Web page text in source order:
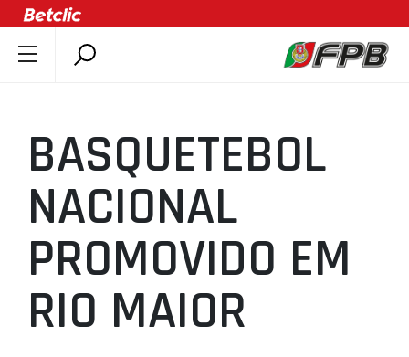
ÚLTIMAS
COMPETIÇÕES
ASSOCIAÇÕES
CLUBES
AGENTES
AGENDA
BASQUETEBOL
NACIONAL
PROMOVIDO EM
RIO MAIOR